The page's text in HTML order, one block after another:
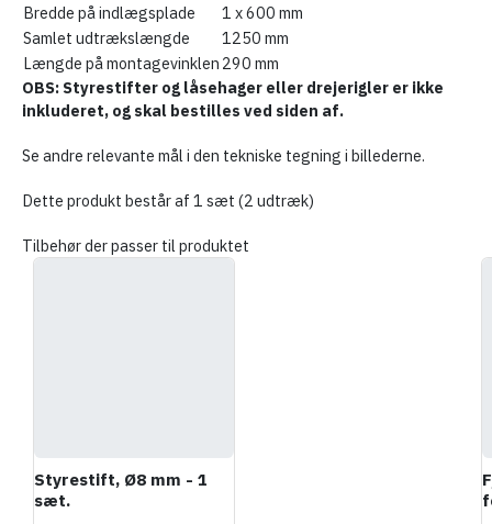
Bredde på indlægsplade
1 x 600 mm
Samlet udtrækslængde
1250 mm
Længde på montagevinklen 290 mm
OBS: Styrestifter og låsehager eller drejerigler er ikke
inkluderet, og skal bestilles ved siden af.
Se andre relevante mål i den tekniske tegning i billederne.
Dette produkt består af 1 sæt (2 udtræk)
Tilbehør der passer til produktet
Styrestift, Ø8 mm - 1
sæt.